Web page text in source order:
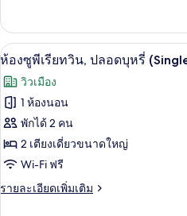
Sofa
บุหรี่,
ห้อง
มุม
(for
Three
Guests
with
Sofa
Bed)
เกี่ยว
กับ
ห้อง
ลัก
ซ์,
บุหรี่,
ห้อง
มุม
(for
Three
เปิด
ภาพถ่าย
ทั้งหมด
ของ
ห้อง
ซู
พี
6
ห้องซูพีเรียทวิน, ปลอดบุหรี่
วิวเมือง
1 ห้องนอน
พักได้ 2 คน
2 เตียงเดี่ยวขนาดใหญ่
Wi-Fi ฟรี
รายละเอียดเพิ่มเติม
ราย